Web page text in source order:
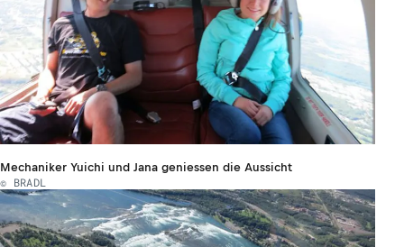
Mechaniker Yuichi und Jana geniessen die Aussicht
© BRADL